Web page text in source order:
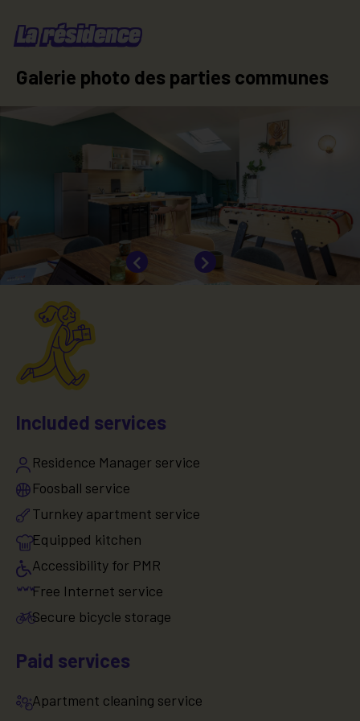
La résidence
Galerie photo des parties communes
Included services
Residence Manager service
Foosball service
Turnkey apartment service
Equipped kitchen
Accessibility for PMR
Free Internet service
Secure bicycle storage
Paid services
Apartment cleaning service